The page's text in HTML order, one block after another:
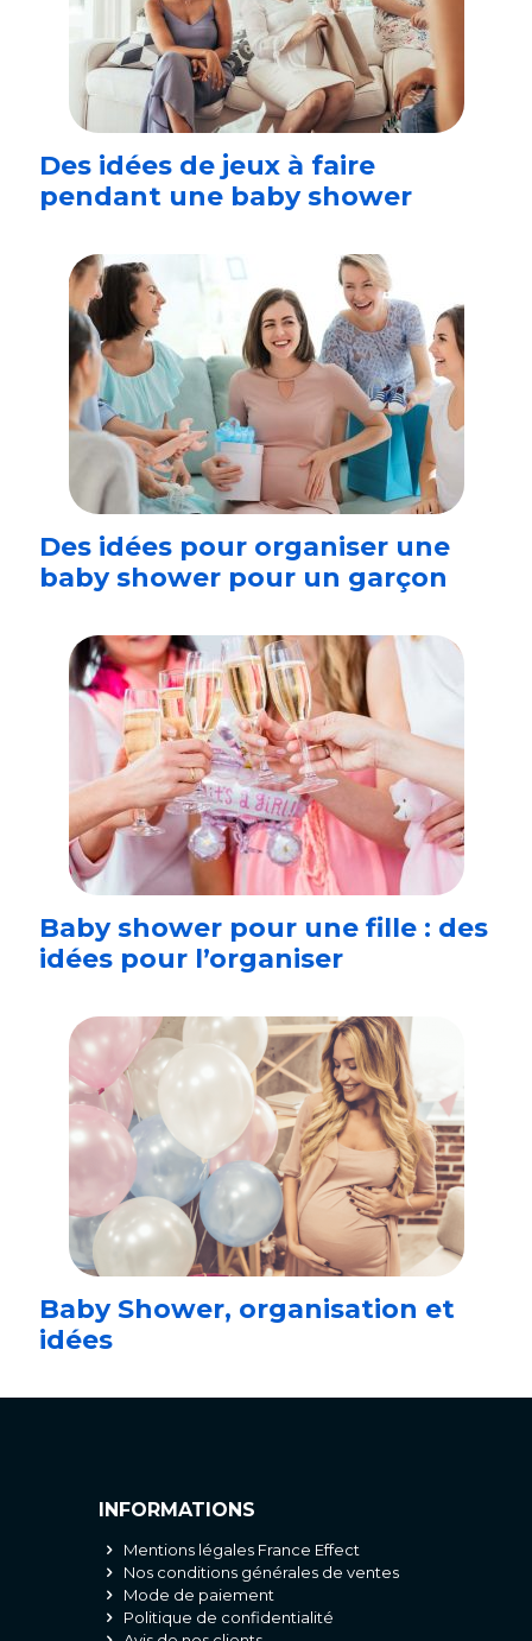
Des idées de jeux à faire
pendant une baby shower
Des idées pour organiser une
baby shower pour un garçon
Baby shower pour une fille : des
idées pour l’organiser
Baby Shower, organisation et
idées
INFORMATIONS
Mentions légales France Effect
Nos conditions générales de ventes
Mode de paiement
Politique de confidentialité